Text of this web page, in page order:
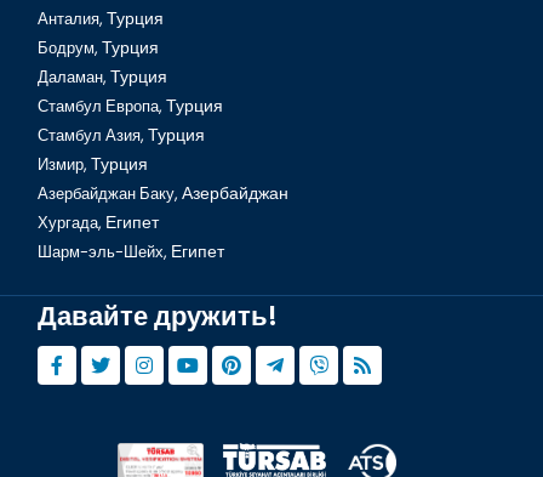
Анталия, Турция
Бодрум, Турция
Даламан, Турция
Стамбул Европа, Турция
Стамбул Азия, Турция
Измир, Турция
Азербайджан Баку, Азербайджан
Хургада, Египет
Шарм-эль-Шейх, Египет
Давайте дружить!